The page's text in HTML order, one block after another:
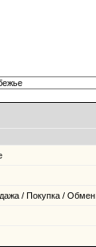
/ Покупка / Обмен